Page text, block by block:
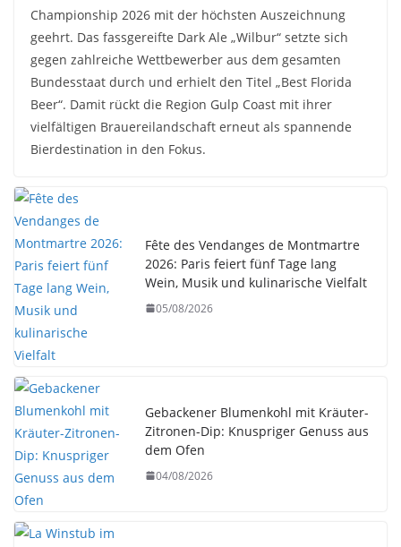
Championship 2026 mit der höchsten Auszeichnung
geehrt. Das fassgereifte Dark Ale „Wilbur“ setzte sich
gegen zahlreiche Wettbewerber aus dem gesamten
Bundesstaat durch und erhielt den Titel „Best Florida
Beer“. Damit rückt die Region Gulp Coast mit ihrer
vielfältigen Brauereilandschaft erneut als spannende
Bierdestination in den Fokus.
Fête des Vendanges de Montmartre
2026: Paris feiert fünf Tage lang
Wein, Musik und kulinarische Vielfalt
05/08/2026
Gebackener Blumenkohl mit Kräuter-
Zitronen-Dip: Knuspriger Genuss aus
dem Ofen
04/08/2026